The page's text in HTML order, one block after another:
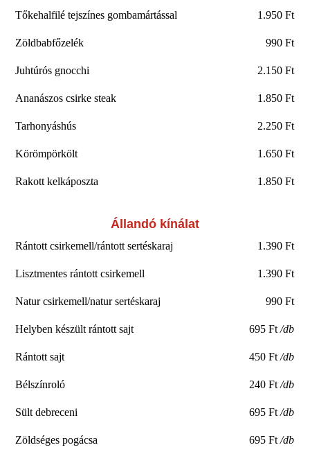
Tőkehalfilé tejszínes gombamártással 1.950 Ft
Zöldbabfőzelék 990 Ft
Juhtúrós gnocchi 2.150 Ft
Ananászos csirke steak 1.850 Ft
Tarhonyáshús 2.250 Ft
Körömpörkölt 1.650 Ft
Rakott kelkáposzta 1.850 Ft
Állandó kínálat
Rántott csirkemell/rántott sertéskaraj 1.390 Ft
Lisztmentes rántott csirkemell 1.390 Ft
Natur csirkemell/natur sertéskaraj 990 Ft
Helyben készült rántott sajt 695 Ft/db
Rántott sajt 450 Ft/db
Bélszínroló 240 Ft/db
Sült debreceni 695 Ft/db
Zöldséges pogácsa 695 Ft/db